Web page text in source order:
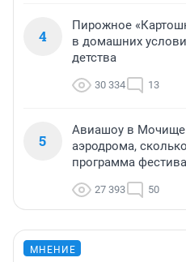
4
Пирожное
в домашних
детства
30 334 13
5
Авиашоу в Мочище
аэродрома,
программа
27 393 50
МНЕНИЕ